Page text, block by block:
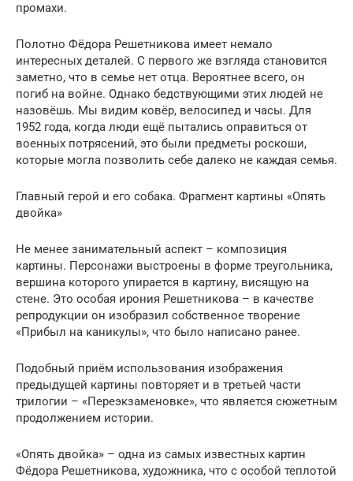
промахи.
Полотно Фёдора Решетникова имеет немало
интересных деталей. С первого же взгляда становится
заметно, что в семье нет отца. Вероятнее всего, он
погиб на войне. Однако бедствующими этих людей не
назовёшь. Мы видим ковёр, велосипед и часы. Для
1952 года, когда люди ещё пытались оправиться от
военных потрясений, это были предметы роскоши,
которые могла позволить себе далеко не каждая семья.
Главный герой и его собака. Фрагмент картины «Опять
двойка»
Не менее занимательный аспект – композиция
картины. Персонажи выстроены в форме треугольника,
вершина которого упирается в картину, висящую на
стене. Это особая ирония Решетникова – в качестве
репродукции он изобразил собственное творение
«Прибыл на каникулы», что было написано ранее.
Подобный приём использования изображения
предыдущей картины повторяет и в третьей части
трилогии – «Переэкзаменовке», что является сюжетным
продолжением истории.
«Опять двойка» – одна из самых известных картин
Фёдора Решетникова, художника, что с особой теплотой